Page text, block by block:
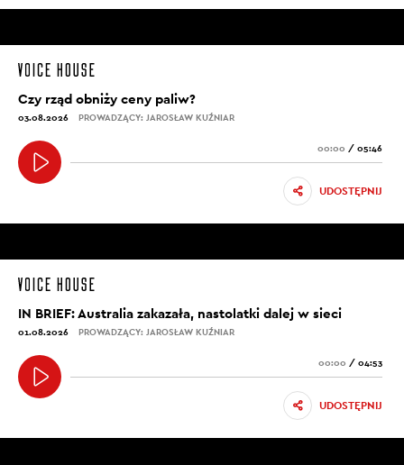
Czy rząd obniży ceny paliw?
03.08.2026 PROWADZĄCY: JAROSŁAW KUŹNIAR
00:00 / 05:46
UDOSTĘPNIJ
IN BRIEF: Australia zakazała, nastolatki dalej w sieci
01.08.2026 PROWADZĄCY: JAROSŁAW KUŹNIAR
00:00 / 04:53
UDOSTĘPNIJ